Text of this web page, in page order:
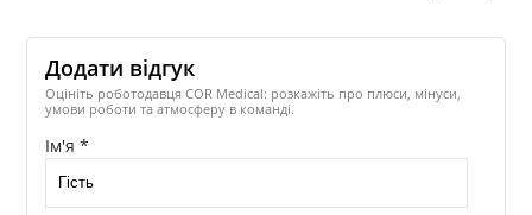
Додати відгук
Оцініть роботодавця COR Medical: розкажіть про плюси, мінуси,
умови роботи та атмосферу в команді.
Ім'я *